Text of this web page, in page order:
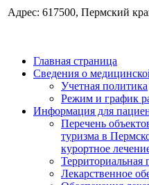
Адрес: 617500, Пермский
Главная страница
Сведения о
Учетная политика
Режим и график
Информация для
Перечень
туризма в
курортное
Территориальная
Лекарственное